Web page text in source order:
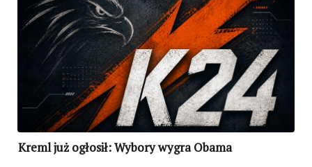
Kreml już ogłosił: Wybory wygra Obama